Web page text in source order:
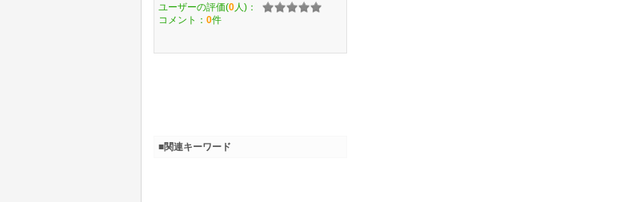
ユーザーの評価(0 人)：
コメント： 0件
■関連キーワード